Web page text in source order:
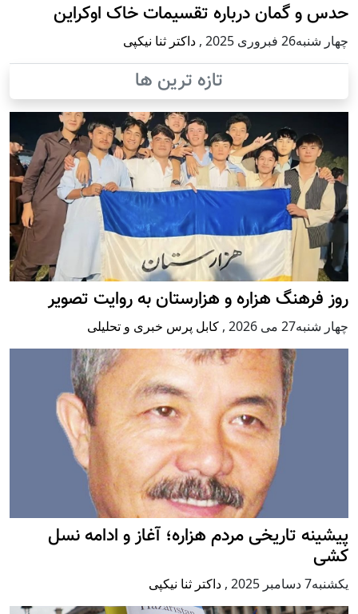
حدس و گمان درباره تقسیمات خاک اوکراین
چهار شنبه26 فبروری 2025 , داکتر ثنا نیکپی
تازه ترین ها
روز فرهنگ هزاره و هزارستان به روایت تصویر
چهار شنبه27 می 2026 , کابل پرس خبری و تحلیلی
پيشينه تاريخی مردم هزاره؛ آغاز و ادامه نسل
کشی
يكشنبه7 دسامبر 2025 , داکتر ثنا نیکپی